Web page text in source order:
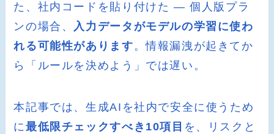
た、社内コードを貼り付けた ― 個人版プラ
ンの場合、 入力データがモデルの学習に使わ
れる可能性があります。情報漏洩が起きてか
ら「ルールを決めよう」では遅い。
本記事では、生成AIを社内で安全に使うため
に最低限チェックすべき10項目 を、リスクと